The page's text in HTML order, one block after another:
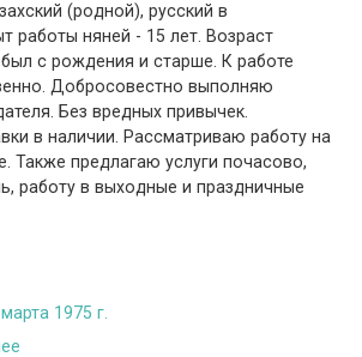
(родной), русский в
работы няней - 15 лет. Возраст
с рождения и старше. К работе
Добросовестно выполняю
Без вредных привычек.
в наличии. Рассматриваю работу на
Также предлагаю услуги почасово,
работу в выходные и праздничные
1975 г.